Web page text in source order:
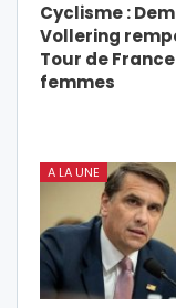
Cyclisme :
Vollering
Tour de France
femmes
A LA UNE